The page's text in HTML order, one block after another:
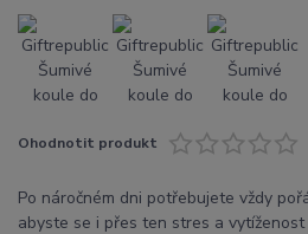
Ohodnotit produkt
Po náročném dni potřebujete vždy
abyste se i přes ten stres a